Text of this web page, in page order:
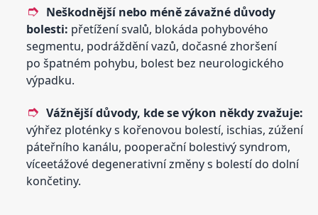
Neškodnější nebo méně závažné důvody
bolesti: přetížení svalů, blokáda pohybového
segmentu, podráždění vazů, dočasné zhoršení
po špatném pohybu, bolest bez neurologického
výpadku.
Vážnější důvody, kde se výkon někdy zvažuje:
výhřez ploténky s kořenovou bolestí, ischias, zúžení
páteřního kanálu, pooperační bolestivý syndrom,
víceetážové degenerativní změny s bolestí do dolní
končetiny.